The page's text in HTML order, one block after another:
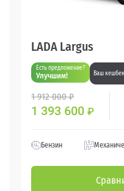
LADA Largus
Есть предложение?
Улучшим! Ваш кешбек
1 912 000 ₽
1 393 600₽
Бензин